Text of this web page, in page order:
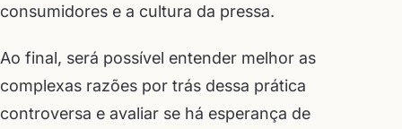
consumidores e a cultura da pressa.
Ao final, será possível entender melhor as
complexas razões por trás dessa prática
controversa e avaliar se há esperança de